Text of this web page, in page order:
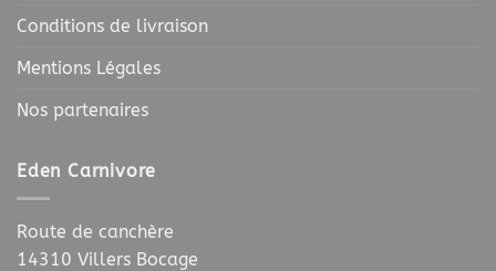
Conditions de livraison
Mentions Légales
Nos partenaires
Eden Carnivore
Route de canchère
14310 Villers Bocage